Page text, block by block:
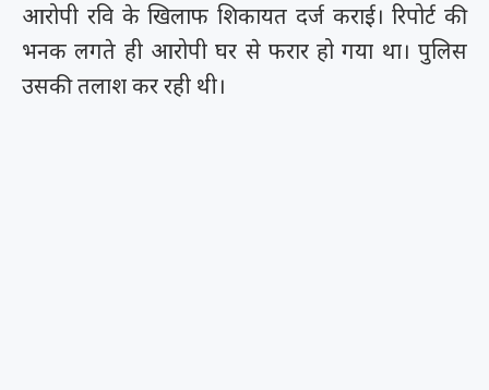
आरोपी रवि के खिलाफ शिकायत दर्ज कराई। रिपोर्ट की
भनक लगते ही आरोपी घर से फरार हो गया था। पुलिस
उसकी तलाश कर रही थी।